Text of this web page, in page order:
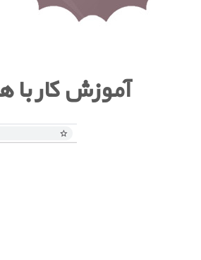
آموزش کار